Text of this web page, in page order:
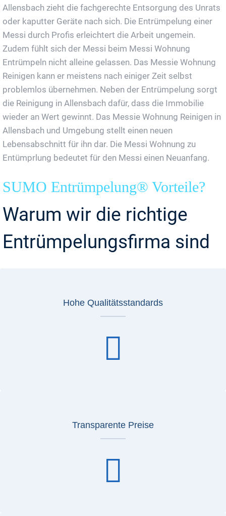
Allensbach zieht die fachgerechte Entsorgung des Unrats
oder kaputter Geräte nach sich. Die Entrümpelung einer
Messi durch Profis erleichtert die Arbeit ungemein.
Zudem fühlt sich der Messi beim Messi Wohnung
Entrümpeln nicht alleine gelassen. Das Messie Wohnung
Reinigen kann er meistens nach einiger Zeit selbst
problemlos übernehmen. Neben der Entrümpelung sorgt
die Reinigung in Allensbach dafür, dass die Immobilie
wieder an Wert gewinnt. Das Messie Wohnung Reinigen in
Allensbach und Umgebung stellt einen neuen
Lebensabschnitt für ihn dar. Die Messi Wohnung zu
Entümprlung bedeutet für den Messi einen Neuanfang.
SUMO Entrümpelung® Vorteile?
Warum wir die richtige
Entrümpelungsfirma sind
Hohe Qualitätsstandards
Transparente Preise